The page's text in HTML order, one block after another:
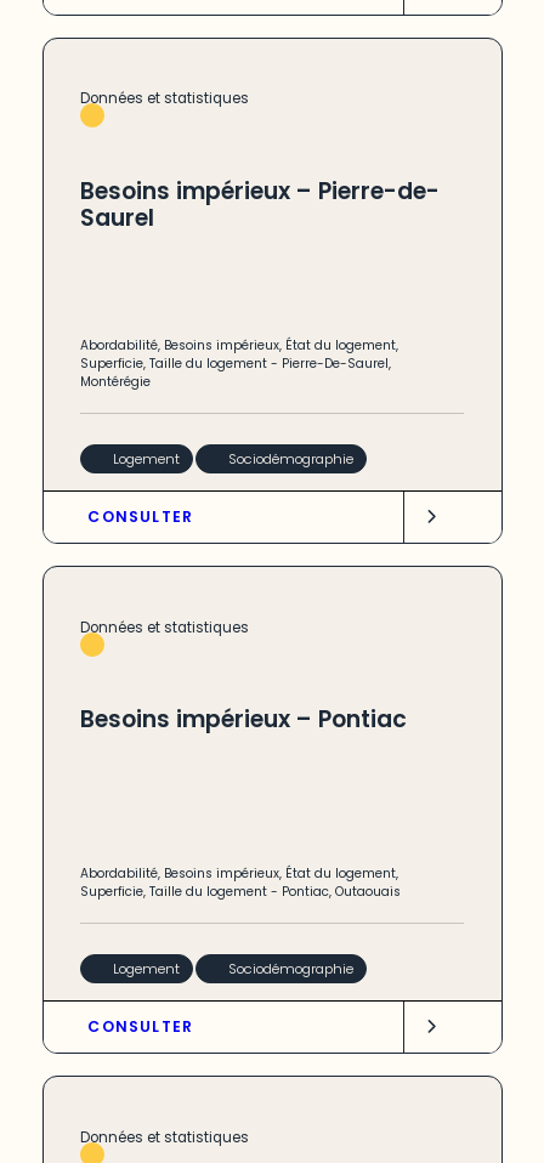
Données et statistiques
Besoins impérieux – Pierre-de-
Saurel
Abordabilité, Besoins impérieux, État du logement,
Superficie,Taille du logement - Pierre-De-Saurel,
Montérégie
Logement Sociodémographie
CONSULTER
Données et statistiques
Besoins impérieux – Pontiac
Abordabilité, Besoins impérieux, État du logement,
Superficie,Taille du logement - Pontiac,Outaouais
Logement Sociodémographie
CONSULTER
Données et statistiques